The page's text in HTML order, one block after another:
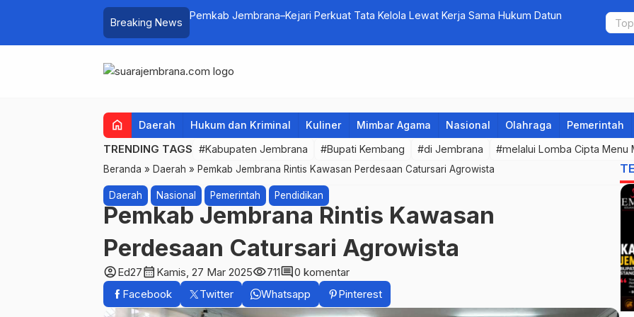
Breaking News
Pemkab Jembrana–Kejari Perkuat Tata Kelola Lewat Kerja Sama Hukum Datun
5
bagi Calon
home Daerah Hukum dan Kriminal Kuliner Mimbar Agama Nasional Olahraga Pemerintah
TRENDING TAGS #Kabupaten Jembrana #Bupati Kembang #di Jembrana #melalui Lomba Cipta Menu
Beranda » Daerah » Pemkab Jembrana Rintis Kawasan Perdesaan Catursari Agrowista
Daerah Nasional Pemerintah Pendidikan
Pemkab Jembrana Rintis Kawasan
Perdesaan Catursari Agrowista
account_circleEd27calendar_month Kamis, 27 Mar 2025visibility711comment0 komentar
Facebook
Twitter Whatsapp Pinterest